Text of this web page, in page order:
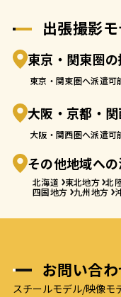
出張撮影
東京・関東圏
東京・関東圏へ派遣可
大阪・京都・
大阪・関西圏へ派遣可
その他地域へ
北海道 東北地方 北
四国地方 九州地方
お問い合
スチールモデル/映像モ